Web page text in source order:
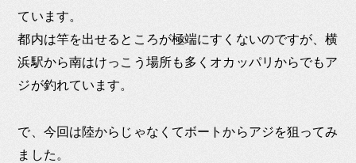
ています。
都内は竿を出せるところが極端にすくないのですが、横
浜駅から南はけっこう場所も多くオカッパリからでもア
ジが釣れています。
で、今回は陸からじゃなくてボートからアジを狙ってみ
ました。